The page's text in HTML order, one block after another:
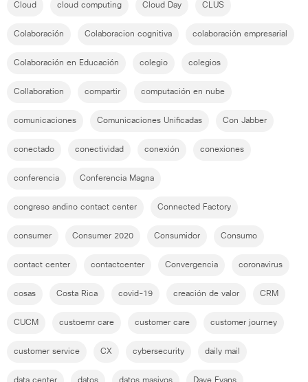
Cloud cloud computing Cloud Day CLUS
Colaboración Colaboracion cognitiva colaboración empresarial
Colaboración en Educación colegio colegios
Collaboration compartir computación en nube
comunicaciones Comunicaciones Unificadas Con Jabber
conectado conectividad conexión conexiones
conferencia Conferencia Magna
congreso andino contact center Connected Factory
consumer Consumer 2020 Consumidor Consumo
contact center contactcenter Convergencia coronavirus
cosas Costa Rica covid-19 creación de valor CRM
CUCM custoemr care customer care customer journey
customer service CX cybersecurity daily mail
data center datos datos masivos Dave Evans